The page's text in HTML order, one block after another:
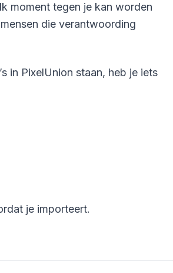
moment tegen je kan worden
die verantwoording
in PixelUnion staan, heb je iets
je importeert.